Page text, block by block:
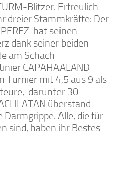
Blitzer. Erfreulich
dreier Stammkräfte: Der
hat seinen
dank seiner beiden
am Schach
CAPAHAALAND
Turnier mit 4,5 aus 9 als
darunter 30
überstand
Darmgrippe. Alle, die für
sind, haben ihr Bestes